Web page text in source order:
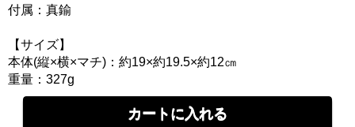
付属：真鍮
【サイズ】
本体(縦×横×マチ)：約19×約19.5×約12㎝
重量：327g